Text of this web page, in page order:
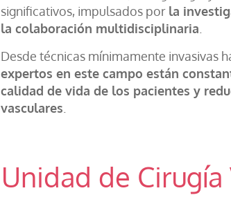
significativos, impulsados por la
la colaboración multidisciplinaria
Desde técnicas mínimamente invasivas
expertos en este campo están
calidad de vida de los pacientes y
vasculares
Unidad de Cirugía